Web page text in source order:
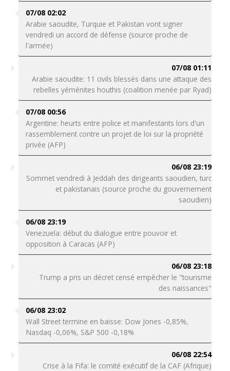
07/08 02:02
Arabie saoudite, Turquie et Pakistan vont signer
vendredi un accord de défense (source proche de
l'armée)
07/08 01:11
Arabie saoudite: 11 civils blessés dans une attaque des
rebelles yéménites houthis (coalition menée par Ryad)
07/08 00:56
Argentine: heurts entre police et manifestants lors d'un
rassemblement contre un projet de loi sur la propriété
privée (AFP)
06/08 23:19
Sommet vendredi à Jeddah des dirigeants saoudien, turc
et pakistanais (source proche du gouvernement
saoudien)
06/08 23:19
Venezuela: début du dialogue entre pouvoir et
opposition à Caracas (AFP)
06/08 23:18
Trump a pris un décret censé empêcher le "tourisme
des naissances"
06/08 23:02
Wall Street termine en baisse: Dow Jones -0,85%,
Nasdaq -0,06%, S&P 500 -0,18%
06/08 22:54
Crise à la Fifa: le comité exécutif de la CAF (Afrique)